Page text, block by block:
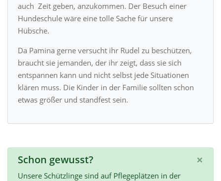
auch Zeit geben, anzukommen. Der Besuch einer
Hundeschule wäre eine tolle Sache für unsere
Hübsche.
Da Pamina gerne versucht ihr Rudel zu beschützen,
braucht sie jemanden, der ihr zeigt, dass sie sich
entspannen kann und nicht selbst jede Situationen
klären muss. Die Kinder in der Familie sollten schon
etwas größer und standfest sein.
×
Schon gewusst?
Unsere Schützlinge sind auf Pflegeplätzen in der